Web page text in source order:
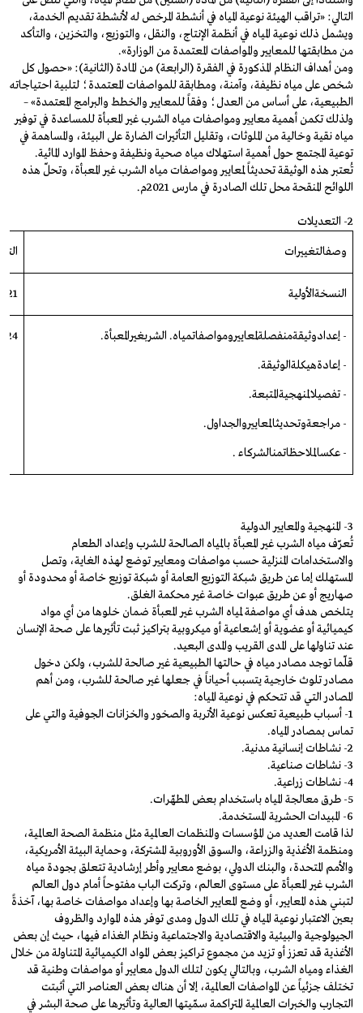
التالي: «تراقب الهيئة نوعية المياه في أنشطة المرخص له لأنشطة تقديم الخدمة،
ويشمل ذلك نوعية المياه في أنظمة الإنتاج، والنقل، والتوزيع، والتخزين، والتأكد
من مطابقتها للمعايير والمواصفات المعتمدة من الوزارة».
ومن أهداف النظام المذكورة في الفقرة (الرابعة) من المادة (الثانية): «حصول كل
شخص على مياه نظيفة، وآمنة، ومطابقة للمواصفات المعتمدة؛ لتلبية احتياجاته
الطبيعية، على أساس من العدل؛ وفقاً للمعايير والخطط والبرامج المعتمدة» –
ولذلك تكمن أهمية معايير ومواصفات مياه الشرب غير المعبأة للمساعدة في توفير
مياه نقية وخالية من الملوثات، وتقليل التأثيرات الضارة على البيئة، والمساهمة في
توعية المجتمع حول أهمية استهلاك مياه صحية ونظيفة وحفظ الموارد المائية.
تُعتبر هذه الوثيقة تحديثاً لمعايير ومواصفات مياه الشرب غير المعبأة، وتحلّ هذه
اللوائح المنقحة محل تلك الصادرة في مارس 2021م.
2- التعديلات
وصفالتغييرات
النسخةالأولية
-إعدادوثيقةمنفصلةلمعاييرومواصفاتمياه. الشربغيرالمعبأة.
-إعادةهيكلةالوثيقة.
-تفصيلالمنهجيةالمتبعة.
-مراجعةوتحديثالمعاييروالجداول.
-عكسالملاحظاتمنالشركاء .
3- المنهجية والمعايير الدولية
تُعرّف مياه الشرب غير المعبأة بالمياه الصالحة للشرب وإعداد الطعام
والاستخدامات المنزلية حسب مواصفات ومعايير توضع لهذه الغاية، وتصل
المستهلك إما عن طريق شبكة التوزيع العامة أو شبكة توزيع خاصة أو محدودة أو
صهاريج أو عن طريق عبوات خاصة غير محكمة الغلق.
يتلخص هدف أي مواصفة لمياه الشرب غير المعبأة ضمان خلوها من أي مواد
كيميائية أو عضوية أو إشعاعية أو ميكروبية بتراكيز ثبت تأثيرها على صحة الإنسان
عند تناولها على المدى القريب والمدى البعيد.
قلّما توجد مصادر مياه في حالتها الطبيعية غير صالحة للشرب، ولكن دخول
مصادر تلوث خارجية يتسبب أحياناً في جعلها غير صالحة للشرب، ومن أهم
المصادر التي قد تتحكم في نوعية المياه:
1- أسباب طبيعية تعكس نوعية الأتربة والصخور والخزانات الجوفية والتي على
تماس بمصادر المياه.
2- نشاطات إنسانية مدنية.
3- نشاطات صناعية.
4- نشاطات زراعية.
5- طرق معالجة المياه باستخدام بعض المطهّرات.
6- المبيدات الحشرية المستخدمة.
لذا قامت العديد من المؤسسات والمنظمات العالمية مثل منظمة الصحة العالمية،
ومنظمة الأغذية والزراعة، والسوق الأوروبية المشتركة، وحماية البيئة الأمريكية،
والأمم المتحدة، والبنك الدولي، بوضع معايير وأطر إرشادية تتعلق بجودة مياه
الشرب غير المعبأة على مستوى العالم، وتركت الباب مفتوحاً أمام دول العالم
لتبني هذه المعايير، أو وضع المعايير الخاصة بها وإعداد مواصفات خاصة بها، آخذةً
بعين الاعتبار نوعية المياه في تلك الدول ومدى توفر هذه الموارد والظروف
الجيولوجية والبيئية والاقتصادية والاجتماعية ونظام الغذاء فيها، حيث إن بعض
الأغذية قد تعزز أو تزيد من مجموع تراكيز بعض المواد الكيميائية المتناولة من خلال
الغذاء ومياه الشرب، وبالتالي يكون لتلك الدول معايير أو مواصفات وطنية قد
تختلف جزئياً عن المواصفات العالمية، إلا أن هناك بعض العناصر التي أثبتت
التجارب والخبرات العالمية المتراكمة سمّيتها العالية وتأثيرها على صحة البشر في